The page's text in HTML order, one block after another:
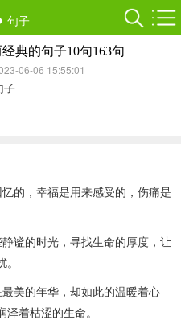
句子
典的句子10句163句
06-06 15:55:01
子
的，幸福是用来感受的，伤痛是
谧的时光，寻找生命的厚度，让
美的年华，却如此的温暖着心
着枯涩的生命。